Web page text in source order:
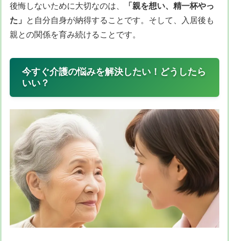
後悔しないために大切なのは、
「親を想い、精一杯やっ
た」 と自分自身が納得することです。そして、入居後も
親との関係を育み続けることです。
今すぐ介護の悩みを解決したい！どうしたら
いい？